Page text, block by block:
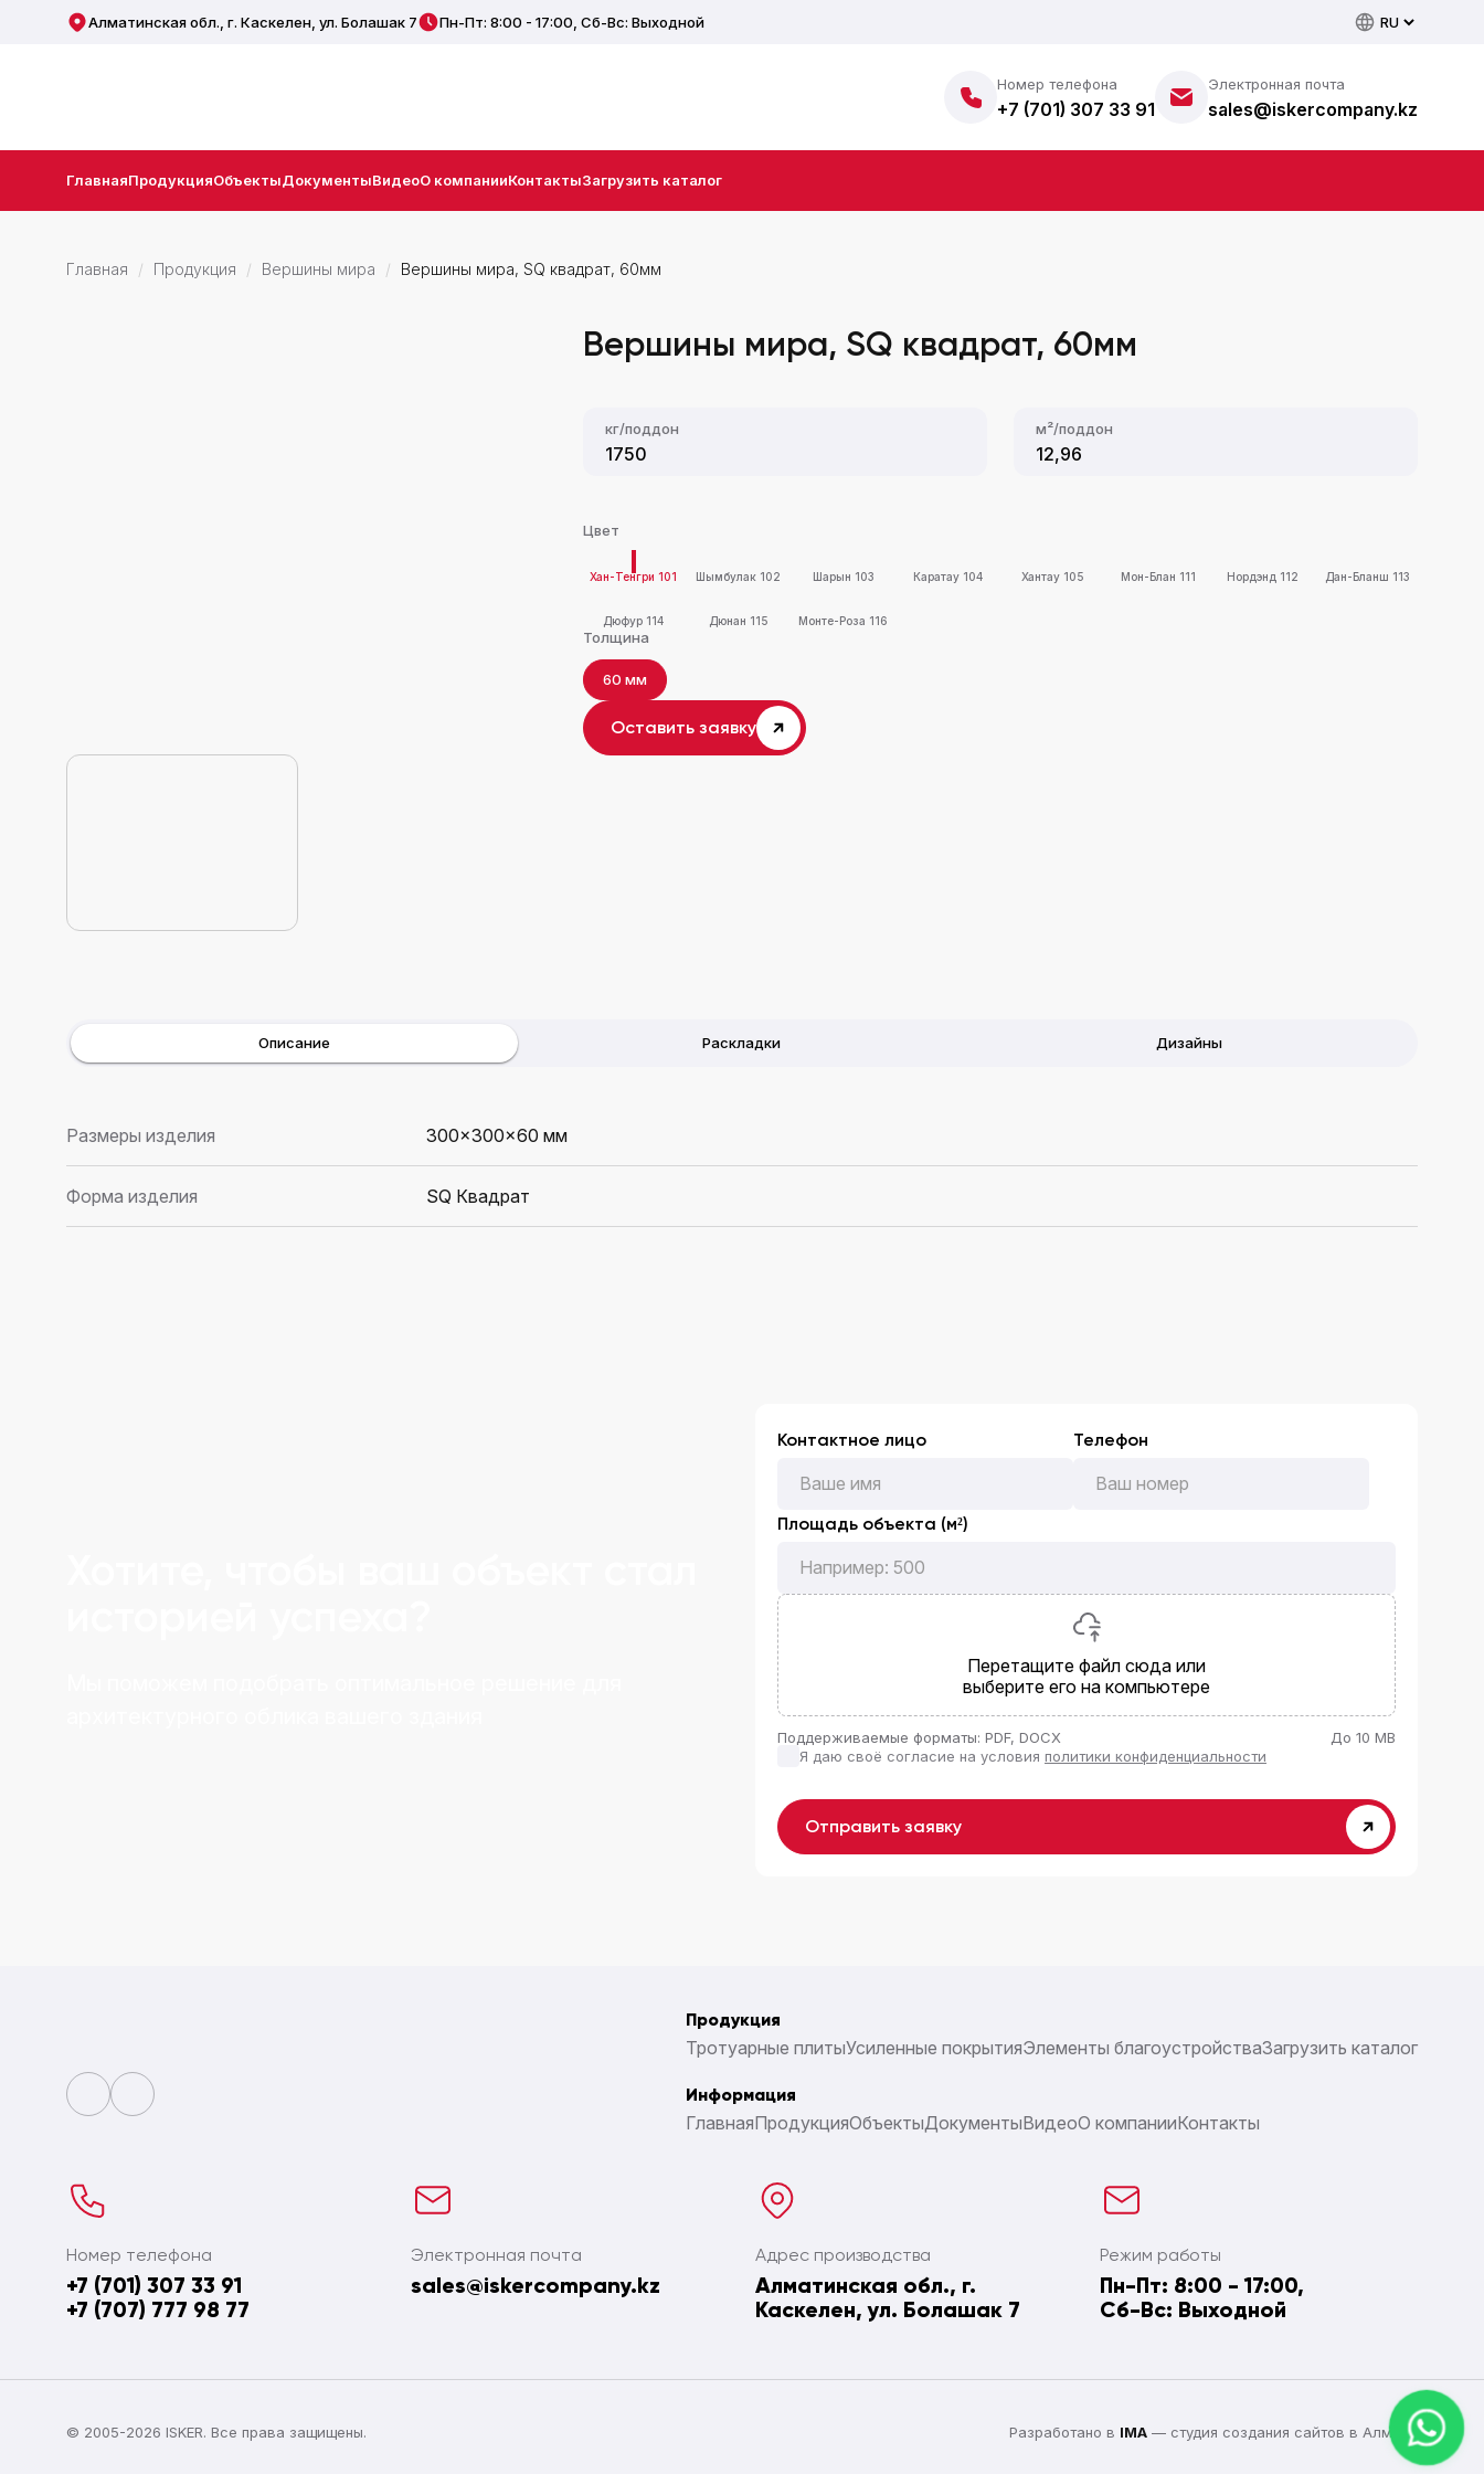
Алматинская обл., г. Каскелен, ул. Болашак 7 Пн-Пт: 8:00 - 17:00, Сб-Вс: Выходной
Номер телефона
+7 (701) 307 33 91
Электронная почта
sales@iskercompany.kz
ГлавнаяПродукцияОбъектыДокументыВидеоО компанииКонтактыЗагрузить каталог
Главная Продукция Вершины мира Вершины мира, ЅQ квадрат, 60мм
Вершины мира, ЅQ квадрат, 60мм
кг/поддон
1750
м²/поддон
12,96
Цвет
Хан-Тенгри 101 Шымбулак 102 Шарын 103 Каратау 104 Хантау 105 Мон-Блан 111 Нордэнд 112 Дан-Бланш 113
Дюфур 114 Дюнан 115 Монте-Роза 116
Толщина
60 мм
Оставить заявку
Описание Раскладки Дизайны
Размеры изделия 300×300x60 мм
Форма изделия SQ Квадрат
Контактное лицо Телефон
Площадь объекта (м²)
Перетащите файл сюда или
выберите его на компьютере
Поддерживаемые форматы: PDF, DOCX
До 10 MB
Я даю своё согласие на условия политики конфиденциальности
Отправить заявку
Продукция
Тротуарные плитыУсиленные покрытияЭлементы благоустройстваЗагрузить каталог
Информация
ГлавнаяПродукцияОбъектыДокументыВидеоО компанииКонтакты
Номер телефона
+7 (701) 307 33 91
+7 (707) 777 98 77
Электронная почта
sales@iskercompany.kz
Адрес производства
Алматинская обл., г.
Каскелен, ул. Болашак 7
Режим работы
Пн-Пт: 8:00 - 17:00,
Сб-Вс: Выходной
© 2005-2026 ISKER. Все права защищены. Разработано в IMA — студия создания сайтов в Алматы